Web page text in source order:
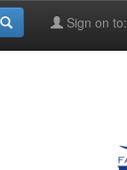
Sign on to: